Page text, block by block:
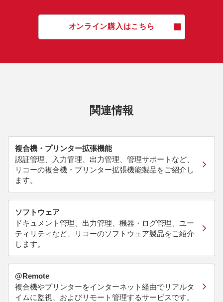
オンライン購入はこちら
関連情報
複合機・プリンター拡張機能
認証管理、入力管理、出力管理、管理サポートなど、
リコーの複合機・プリンター拡張機能製品をご紹介し
ます。
ソフトウェア
ドキュメント管理、出力管理、機器・ログ管理、ユー
ティリティなど、リコーのソフトウェア製品をご紹介
します。
@Remote
複合機やプリンターをインターネット経由でリアルタ
イムに監視、およびリモート管理するサービスです。